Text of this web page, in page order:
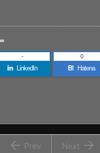
LinkedIn
-
B! Hatena
0

Next
 Prev